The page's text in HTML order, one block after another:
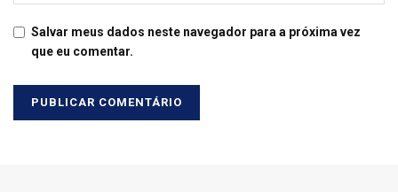
Salvar meus dados neste navegador para a próxima vez
que eu comentar.